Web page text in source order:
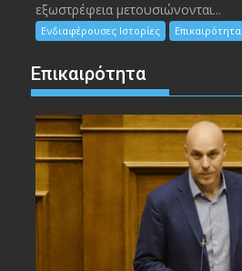
εξωστρέφεια μετουσιώνονται...
Ενδιαφέρουσες Ιστορίες Επικαιρότητα
Επικαιρότητα